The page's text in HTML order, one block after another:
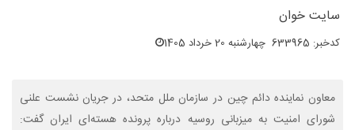
سایت خوان
کدخبر: 633965 چهارشنبه 20 خرداد 1405
معاون نماینده دائم چین در سازمان ملل متحد، در جریان نشست علنی
شورای امنیت به میزبانی روسیه درباره پرونده هسته‌ای ایران گفت: